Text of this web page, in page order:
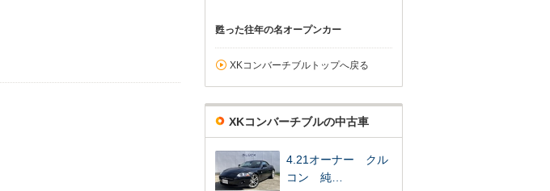
甦った往年の名オープンカー
XKコンバーチブルトップへ戻る
XKコンバーチブルの中古車
4.21オーナー クル
コン 純…